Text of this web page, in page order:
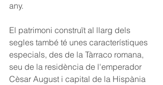
any.
El patrimoni construït al llarg dels
segles també té unes característiques
especials, des de la Tàrraco romana,
seu de la residència de l'emperador
Cèsar August i capital de la Hispània